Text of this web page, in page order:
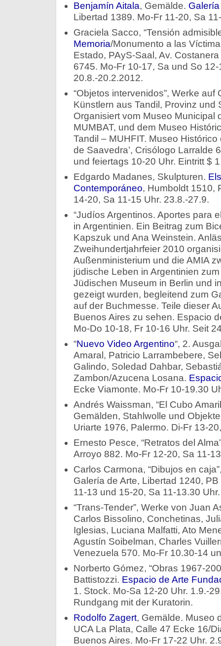
Benjamín Aitala, Gemälde.
Libertad 1389. Mo-Fr 11-20, Sa
Graciela Sacco, “Tensión
Memoria/Monumento a las
Estado, PAyS-Saal, Av.
6745. Mo-Fr 10-17, Sa und So 12-
20.8.-20.2.2012.
“Objetos intervenidos”, Werke
Künstlern aus Tandil, Provinz und
Organisiert vom Museo Municipal
MUMBAT, und dem Museo
Tandil – MUHFIT. Museo Histórico
de Saavedra’, Crisólogo Larralde
und feiertags 10-20 Uhr. Eintritt $
Edgardo Madanes, Skulpturen.
Contemporáneo, Humboldt 1510,
14-20, Sa 11-15 Uhr. 23.8.-27.9.
“Judíos Argentinos. Aportes para
in Argentinien. Ein Beitrag zum
Kapszuk und Ana Weinstein.
Zweihundertjahrfeier 2010
Außenministerium und die AMIA
jüdische Leben in Argentinien
Jüdischen Museum in Berlin und
gezeigt wurden, begleitend zum
auf der Buchmesse. Teile dieser
Buenos Aires zu sehen. Espacio
Mo-Do 10-18, Fr 10-16 Uhr. Seit
“Nuevo Video Argentino“, 2.
Amaral, Patricio Larrambebere,
Galindo, Soledad Dahbar,
Zambon/Azucena Losana.
Ecke Viamonte. Mo-Fr 10-19.30
Andrés Waissman, “El Cubo
Gemälden, Stahlwolle und
Uriarte 1976, Palermo. Di-Fr 13-
Ernesto Pesce, “Retratos del
Arroyo 882. Mo-Fr 12-20, Sa 11-
Carlos Carmona, “Dibujos en
Galería de Arte, Libertad 1240, PB
11-13 und 15-20, Sa 11-13.30
“Trans-Tender”, Werke von Juan
Carlos Bissolino, Conchetinas,
Iglesias, Luciana Malfatti, Ato
Agustín Soibelman, Charles
Venezuela 570. Mo-Fr 10.30-14
Norberto Gómez, “Obras 1967-
Battistozzi. Espacio de Arte
1. Stock. Mo-Sa 12-20 Uhr. 1.9.-
Rundgang mit der Kuratorin.
Rodolfo Zagert, Gemälde. Museo
UCA La Plata, Calle 47 Ecke 16/
Buenos Aires. Mo-Fr 17-22 Uhr.